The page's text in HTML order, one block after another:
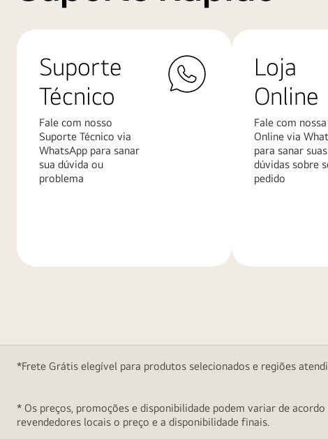
Suporte
Técnico
Fale com nosso
Suporte Técnico via
WhatsApp para sanar
sua dúvida ou
problema
Loja
Online
Fale com
Online via
para sanar suas
dúvidas sobre
pedido
*Frete Grátis elegível para produtos selecionados e regiões
* Os preços, promoções e disponibilidade podem variar de
revendedores locais o preço e a disponibilidade finais.